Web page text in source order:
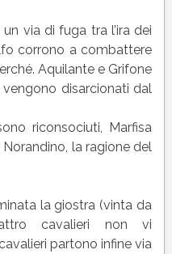
via di fuga tra l’ira dei
corrono a combattere
Aquilante e Grifone
disarcionati dal
riconsociuti, Marfisa
la ragione del
la giostra (vinta da
cavalieri non vi
partono infine via